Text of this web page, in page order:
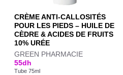
CRÈME ANTI-CALLOSITÉS
POUR LES PIEDS – HUILE DE
CÈDRE & ACIDES DE FRUITS
10% URÉE
GREEN PHARMACIE
55dh
Tube 75ml